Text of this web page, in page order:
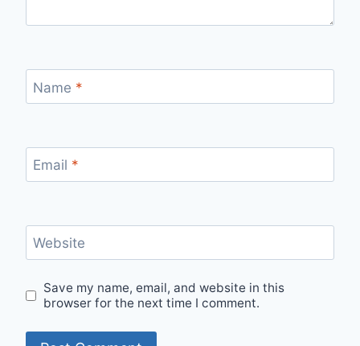
Name *
Email *
Website
Save my name, email, and website in this
browser for the next time I comment.